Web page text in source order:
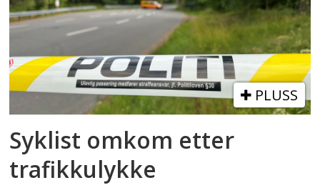
PLUSS
Syklist omkom etter
trafikkulykke